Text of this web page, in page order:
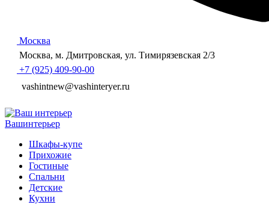
Москва
Москва, м. Дмитровская, ул. Тимирязевская 2/3
+7 (925) 409-90-00
vashintnew@vashinteryer.ru
Вашинтерьер
Шкафы-купе
Прихожие
Гостиные
Спальни
Детские
Кухни